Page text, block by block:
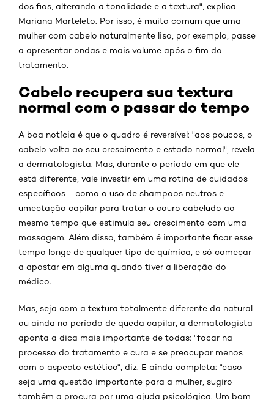
dos fios, alterando a tonalidade e a textura", explica
Mariana Marteleto. Por isso, é muito comum que uma
mulher com cabelo naturalmente liso, por exemplo, passe
a apresentar ondas e mais volume após o fim do
tratamento.
Cabelo recupera sua textura
normal com o passar do tempo
A boa notícia é que o quadro é reversível: "aos poucos, o
cabelo volta ao seu crescimento e estado normal", revela
a dermatologista. Mas, durante o período em que ele
está diferente, vale investir em uma rotina de cuidados
específicos - como o uso de shampoos neutros e
umectação capilar para tratar o couro cabeludo ao
mesmo tempo que estimula seu crescimento com uma
massagem. Além disso, também é importante ficar esse
tempo longe de qualquer tipo de química, e só começar
a apostar em alguma quando tiver a liberação do
médico.
Mas, seja com a textura totalmente diferente da natural
ou ainda no período de queda capilar, a dermatologista
aponta a dica mais importante de todas: "focar na
processo do tratamento e cura e se preocupar menos
com o aspecto estético", diz. E ainda completa: "caso
seja uma questão importante para a mulher, sugiro
também a procura por uma ajuda psicológica. Um bom